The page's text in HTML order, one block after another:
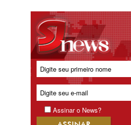
Assinar o News?